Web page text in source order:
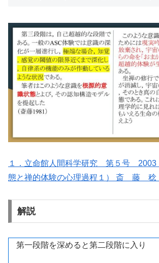
１．立命館人間科学研究 第５号 2003
態と禅的体験の心理過程１） 斎 藤 稔
解説
第一段階を深めると第二段階に入り